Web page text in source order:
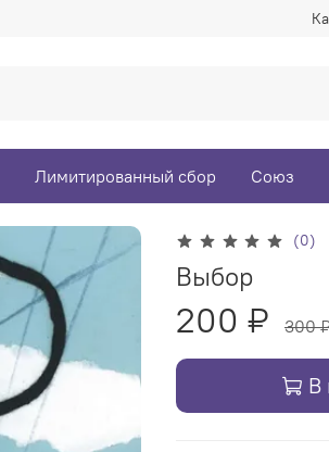
Лимитированный сбор Союз
(0)
Выбор
200 ₽ 300
В